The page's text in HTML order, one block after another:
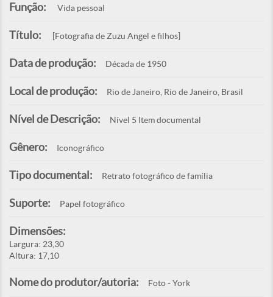
Função: Vida pessoal
Título: [Fotografia de Zuzu Angel e filhos]
Data de produção: Década de 1950
Local de produção: Rio de Janeiro, Rio de Janeiro, Brasil
Nível de Descrição: Nível 5 Item documental
Gênero: Iconográfico
Tipo documental: Retrato fotográfico de família
Suporte: Papel fotográfico
Dimensões:
Largura: 23,30
Altura: 17,10
Nome do produtor/autoria: Foto - York